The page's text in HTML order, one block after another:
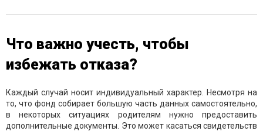
Что важно учесть, чтобы
избежать отказа?
Каждый случай носит индивидуальный характер. Несмотря на
то, что фонд собирает большую часть данных самостоятельно,
в некоторых ситуациях родителям нужно предоставить
дополнительные документы. Это может касаться свидетельств